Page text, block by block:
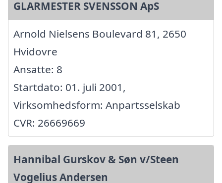
GLARMESTER SVENSSON ApS
Arnold Nielsens Boulevard 81, 2650
Hvidovre
Ansatte: 8
Startdato: 01. juli 2001,
Virksomhedsform: Anpartsselskab
CVR: 26669669
Hannibal Gurskov & Søn v/Steen
Vogelius Andersen